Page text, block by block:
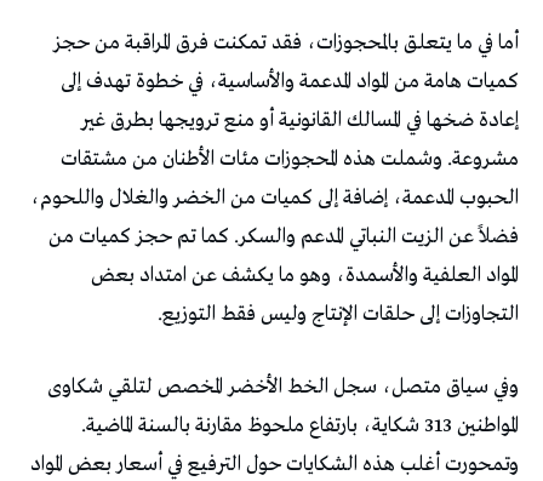
أما في ما يتعلق بالمحجوزات، فقد تمكنت فرق المراقبة من حجز
كميات هامة من المواد المدعمة والأساسية، في خطوة تهدف إلى
إعادة ضخها في المسالك القانونية أو منع ترويجها بطرق غير
مشروعة. وشملت هذه المحجوزات مئات الأطنان من مشتقات
الحبوب المدعمة، إضافة إلى كميات من الخضر والغلال واللحوم،
فضلاً عن الزيت النباتي المدعم والسكر. كما تم حجز كميات من
المواد العلفية والأسمدة، وهو ما يكشف عن امتداد بعض
التجاوزات إلى حلقات الإنتاج وليس فقط التوزيع.
وفي سياق متصل، سجل الخط الأخضر المخصص لتلقي شكاوى
المواطنين 313 شكاية، بارتفاع ملحوظ مقارنة بالسنة الماضية.
وتمحورت أغلب هذه الشكايات حول الترفيع في أسعار بعض المواد